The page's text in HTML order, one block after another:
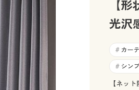
カーテン・ラグ・ファブリック
【
光沢
# カー
# シン
【ネッ